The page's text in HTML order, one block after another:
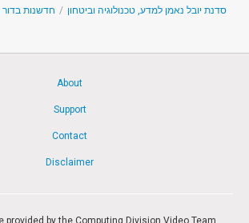
Workshop - סדנת יובל נאמן למדע, טכנולוגיה וביטחון / חדשנות
About
Support
Contact
Disclaimer
provided by the Computing Division Video Team.